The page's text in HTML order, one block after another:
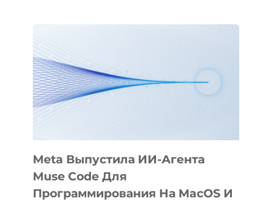
НА
SIGGRAPH
Meta Выпустила ИИ-Агента
Muse Code Для
Программирования На MacOS И